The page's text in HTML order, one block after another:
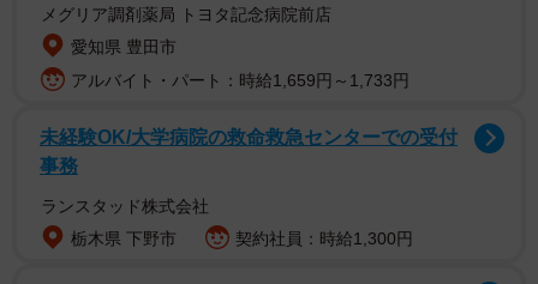
モードで過ごす伊織さんに密着。毎日でも通いたくなる、
伊織さんの新境地グラビアを、約100ページの大ボリューム
でお届けします。公開されたカットでは、ダークグリーン
い曲線美を披露。相楽さんはXで「デジタル写真集「毎度お
邪魔します」 約100ページの大ボリューム しっかり見てね
ーん」と呼び掛けています。
メグリア調剤薬局 トヨタ記念病院前店
愛知県 豊田市
アルバイト・パート：時給1,659円～1,733円
未経験OK/大学病院の救命救急センターでの受付
事務
ランスタッド株式会社
栃木県 下野市
契約社員：時給1,300円